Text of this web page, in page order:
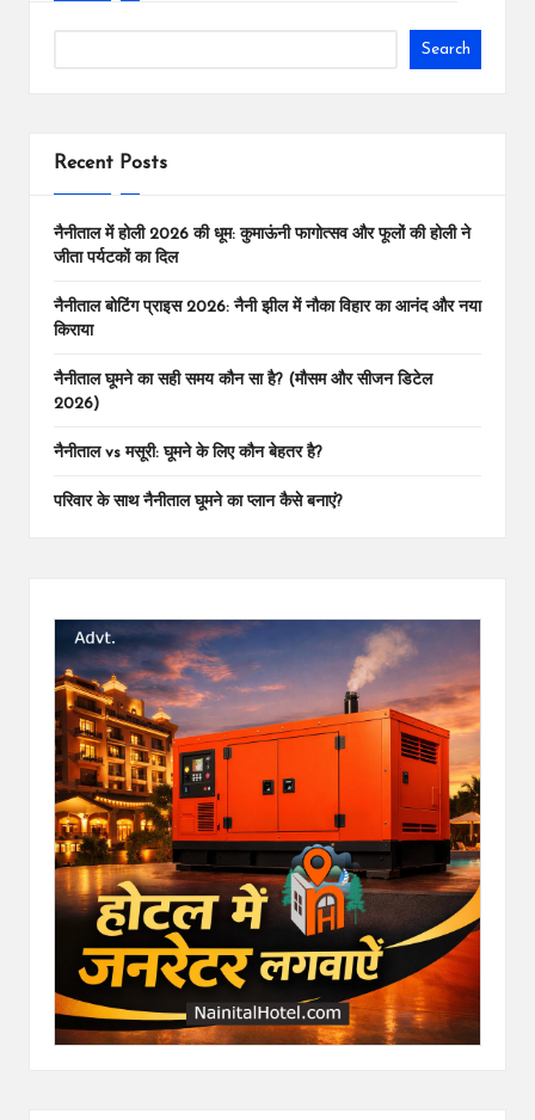
Search
Recent Posts
नैनीताल में होली 2026 की धूम: कुमाऊंनी फागोत्सव और फूलों की होली ने
जीता पर्यटकों का दिल
नैनीताल बोटिंग प्राइस 2026: नैनी झील में नौका विहार का आनंद और नया
किराया
नैनीताल घूमने का सही समय कौन सा है? (मौसम और सीजन डिटेल
2026)
नैनीताल vs मसूरी: घूमने के लिए कौन बेहतर है?
परिवार के साथ नैनीताल घूमने का प्लान कैसे बनाएं?